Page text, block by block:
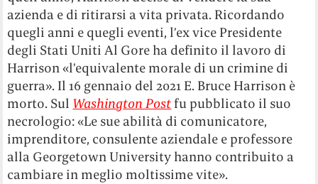
azienda e di ritirarsi a vita privata. Ricordando
quegli anni e quegli eventi, l’ex vice Presidente
degli Stati Uniti Al Gore ha definito il lavoro di
Harrison «l’equivalente morale di un crimine di
guerra». Il 16 gennaio del 2021 E. Bruce Harrison è
morto. Sul Washington Postfu pubblicato il suo
necrologio: «Le sue abilità di comunicatore,
imprenditore, consulente aziendale e professore
alla Georgetown University hanno contribuito a
cambiare in meglio moltissime vite».